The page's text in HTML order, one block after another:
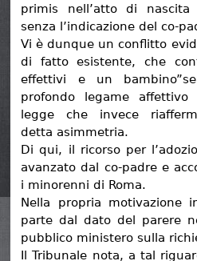
primis nell’atto di
senza l’indicazione del co-
Vi è dunque un conflitto
di fatto esistente, che
effettivi e un
profondo legame
legge che invece
detta asimmetria.
Di qui, il ricorso per
avanzato dal co-padre e
i minorenni di Roma.
Nella propria motivazione
parte dal dato del parere
pubblico ministero sulla
Il Tribunale nota, a tal